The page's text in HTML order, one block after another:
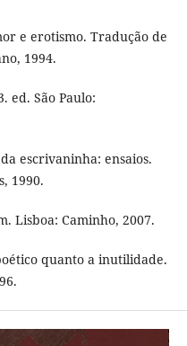
e erotismo. Tradução de
1994.
ed. São Paulo:
da escrivaninha: ensaios.
1990.
Lisboa: Caminho, 2007.
quanto a inutilidade.